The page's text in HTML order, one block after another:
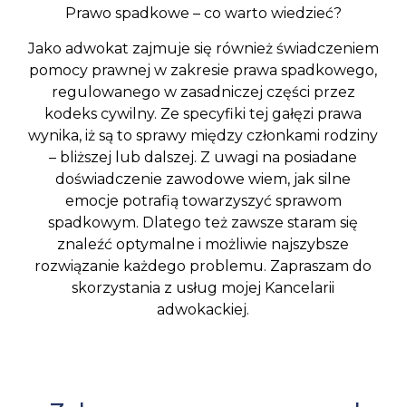
Prawo spadkowe – co warto wiedzieć?
Jako adwokat zajmuje się również świadczeniem
pomocy prawnej w zakresie prawa spadkowego,
regulowanego w zasadniczej części przez
kodeks cywilny. Ze specyfiki tej gałęzi prawa
wynika, iż są to sprawy między członkami rodziny
– bliższej lub dalszej. Z uwagi na posiadane
doświadczenie zawodowe wiem, jak silne
emocje potrafią towarzyszyć sprawom
spadkowym. Dlatego też zawsze staram się
znaleźć optymalne i możliwie najszybsze
rozwiązanie każdego problemu. Zapraszam do
skorzystania z usług mojej Kancelarii
adwokackiej.